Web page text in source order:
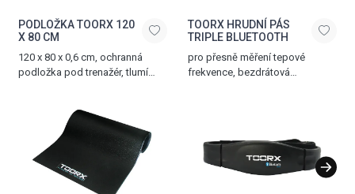
PODLOŽKA TOORX 120
X 80 CM
120 x 80 x 0,6 cm, ochranná
podložka pod trenažér, tlumí
TOORX HRUDNÍ PÁS
TRIPLE BLUETOOTH
pro přesně měření tepové
frekvence, bezdrátová